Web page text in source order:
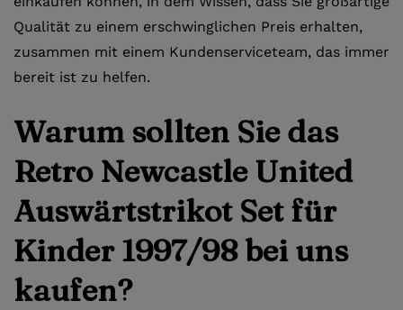
Qualität zu einem erschwinglichen Preis erhalten,
zusammen mit einem Kundenserviceteam, das immer
bereit ist zu helfen.
Warum sollten Sie das
Retro Newcastle United
Auswärtstrikot Set für
Kinder 1997/98 bei uns
kaufen?